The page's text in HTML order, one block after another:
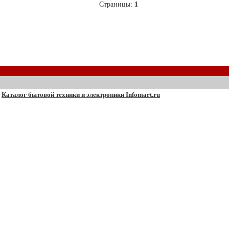
Страницы: 1
Каталог бытовой техники и электроники Infomart.ru